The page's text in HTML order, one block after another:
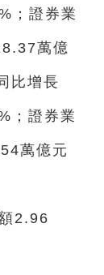
；證券業
萬億
比增長
；證券業
萬億元
2.96